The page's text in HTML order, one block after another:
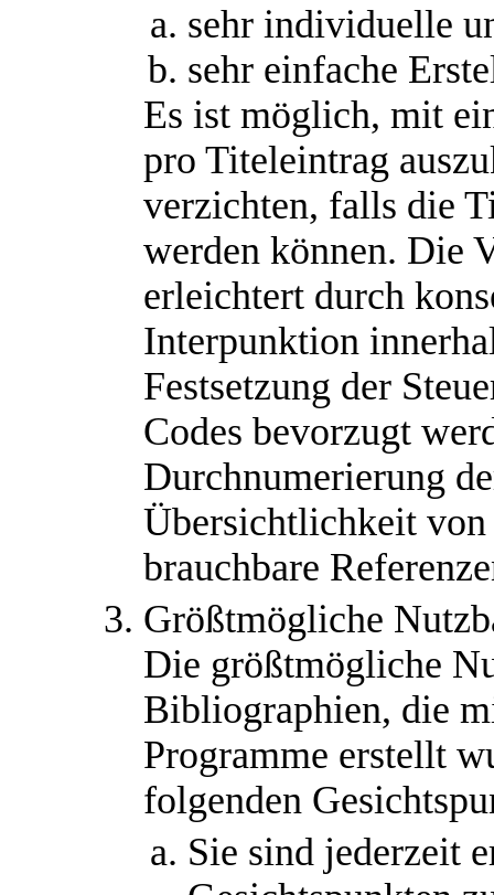
sehr individuelle
sehr einfache
Es ist möglich, mit
pro Titeleintrag
verzichten, falls die
werden können. Die
erleichtert durch
Interpunktion
Festsetzung der
Codes bevorzugt
Durchnumerierung
Übersichtlichkeit
brauchbare
Größtmögliche
Die größtmögliche
Bibliographien, die
Programme erstellt
folgenden
Sie sind jederzeit